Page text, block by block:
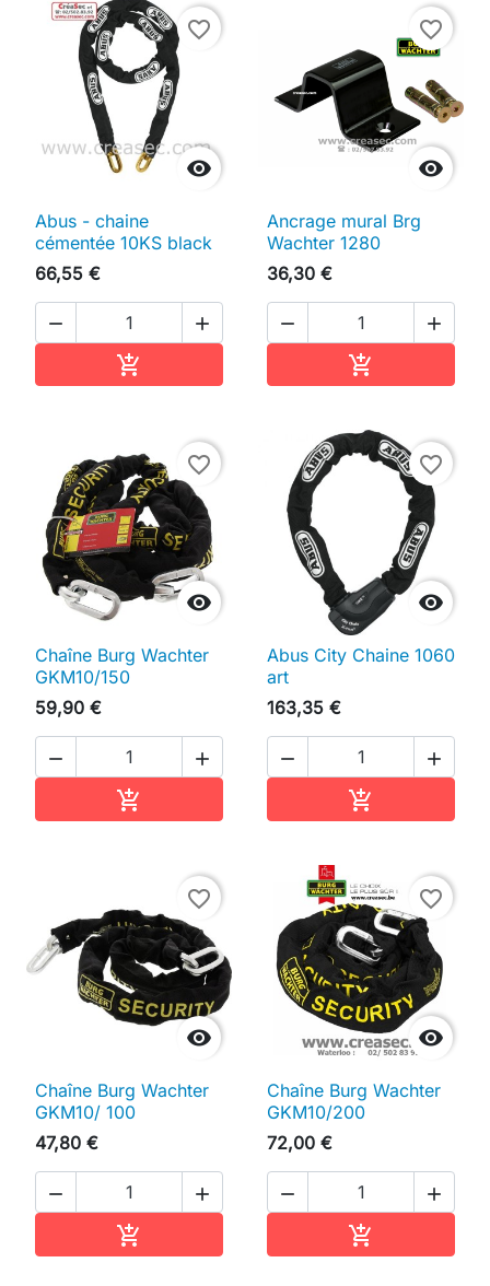

favorite_border
Abus - chaine
cémentée 10KS black
66,55 €
 


favorite_border
Ancrage mural Brg
Wachter 1280
36,30 €
 


favorite_border
Chaîne Burg Wachter
GKM10/150
59,90 €
 


favorite_border
Abus City Chaine 1060
art
163,35 €
 


favorite_border
Chaîne Burg Wachter
GKM10/ 100
47,80 €
 


favorite_border
Chaîne Burg Wachter
GKM10/200
72,00 €
 
